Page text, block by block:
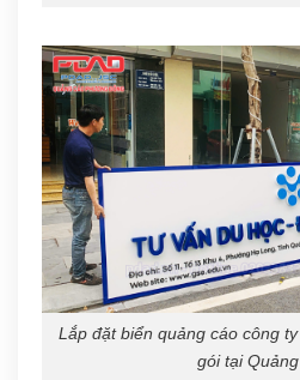
Lắp đặt biển quảng cáo công
gói tại